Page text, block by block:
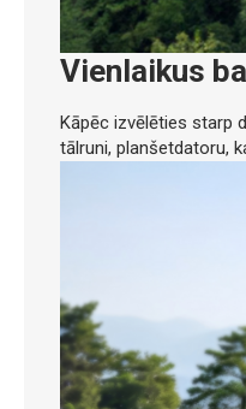
Vienlaikus
Kāpēc izvēlēties starp
tālruni, planšetdatoru,